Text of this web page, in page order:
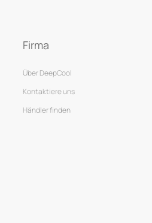
Firma
Über DeepCool
Kontaktiere uns
Händler finden